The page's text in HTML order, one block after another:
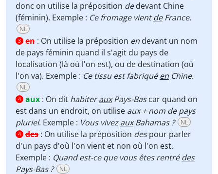
donc on utilise la préposition dedevant Chine
(féminin). Exemple : Ce fromage vientdeFrance.
NL
3 en : On utilise la préposition en devant un nom
de pays féminin quand il s'agit du pays de
localisation (là où l'on est), ou de destination (où
l'on va). Exemple : Ce tissu est fabriquéen Chine.
NL
4 aux : On dit habiterauxPays-Bascar quand on
est dans un endroit, on utilise aux + nom de pays
pluriel. Exemple : Vous vivezauxBahamas ? NL
4 des : On utilise la préposition despour parler
d'un pays d'où l'on vient et non où l'on est.
Exemple : Quand est-ce que vous êtes rentrédes
Pays-Bas ?
NL